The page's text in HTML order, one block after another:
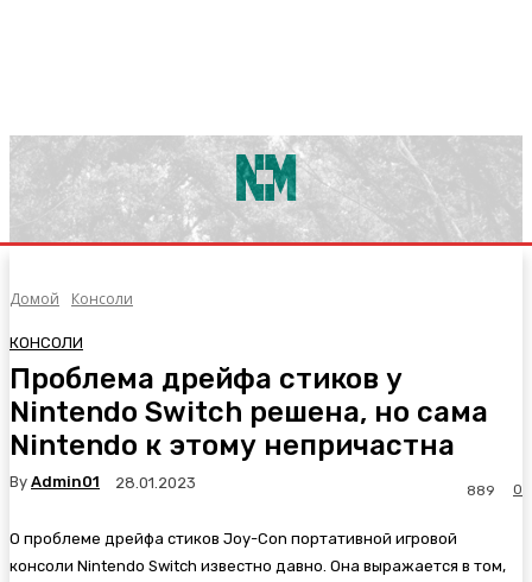
Домой Консоли
КОНСОЛИ
Проблема дрейфа стиков у
Nintendo Switch решена, но сама
Nintendo к этому непричастна
By Admin01 28.01.2023 0
889
О проблеме дрейфа стиков Joy-Con портативной игровой
консоли Nintendo Switch известно давно. Она выражается в том,